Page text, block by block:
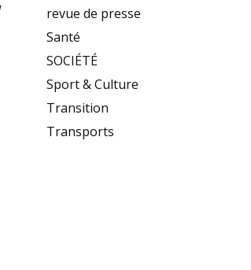
revue de presse
Santé
SOCIÉTÉ
Sport & Culture
Transition
Transports